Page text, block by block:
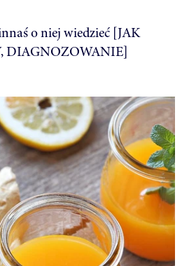
o niej wiedzieć [JAK
DIAGNOZOWANIE]